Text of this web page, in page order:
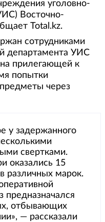
уголовно-
Восточно-
Total.kz.
сотрудниками
департамента УИС
прилегающей к
попытки
через
у задержанного
свертками.
оказались 15
различных марок.
предназначался
отбывающих
— рассказали